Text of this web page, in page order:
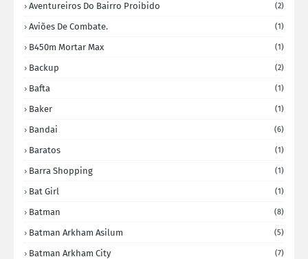
Aventureiros Do Bairro Proibido (2)
Aviões De Combate. (1)
B450m Mortar Max (1)
Backup (2)
Bafta (1)
Baker (1)
Bandai (6)
Baratos (1)
Barra Shopping (1)
Bat Girl (1)
Batman (8)
Batman Arkham Asilum (5)
Batman Arkham City (7)